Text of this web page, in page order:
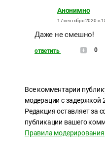
Анонимно
17 сентября 2020 в
Даже не смешно!
ответить 0
Все комментарии
модерации с задержкой
Редакция оставляет за
публикации вашего
Правила модерирования